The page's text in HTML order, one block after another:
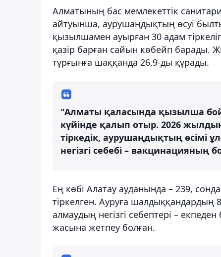
Алматының бас мемлекеттік
айтуынша, аурушаңдықтың өсуі
қызылшамен ауырған 30 адам
қазір барған сайын көбейп барады.
тұрғынға шаққанда 26,9-ды құрады.
"Алматы қаласында қызылша
күйінде қалып отыр. 2026
тіркедік, аурушаңдықтың
негізгі себебі – вакцинацияның
Ең көбі Алатау ауданында – 239,
тіркелген. Ауруға
алмаудың негізгі себептері –
жасына жетпеу болған.